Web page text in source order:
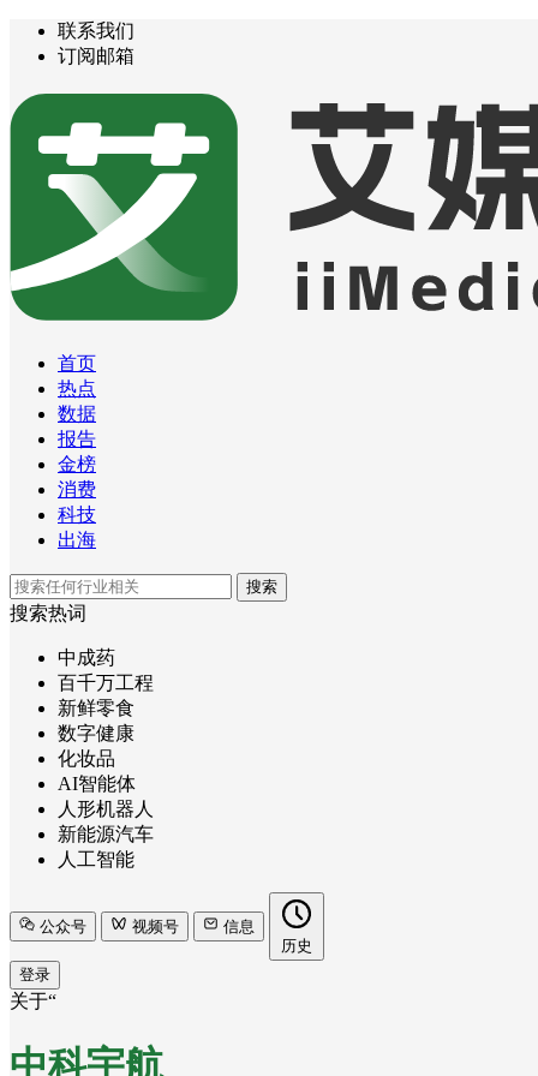
联系我们
订阅邮箱
首页
热点
数据
报告
金榜
消费
科技
出海
搜索
搜索热词
中成药
百千万工程
新鲜零食
数字健康
化妆品
AI智能体
人形机器人
新能源汽车
人工智能
公众号 视频号
信息
历史
登录
关于“
中科宇航